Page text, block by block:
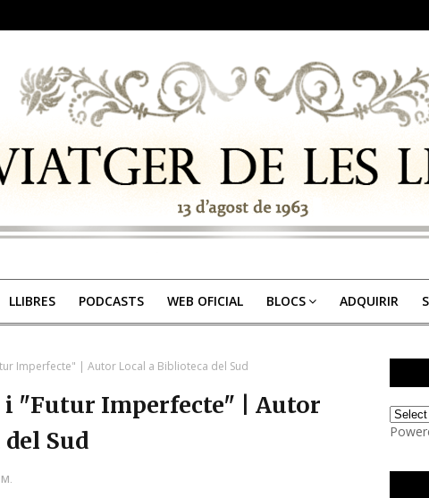
LLIBRES PODCASTS WEB OFICIAL BLOCS ADQUIRIR
Imperfecte" | Autor Local a Biblioteca del Sud
"Futur Imperfecte" | Autor
Sud